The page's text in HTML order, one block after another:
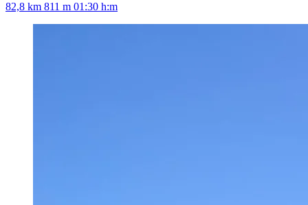
82,8 km 811 m 01:30 h:m